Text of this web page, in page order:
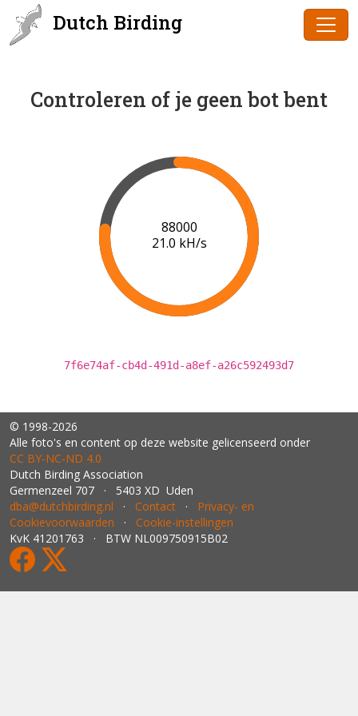
Dutch Birding
Controleren of je geen bot bent
90000
21.1 kH/s
7f6e74af-cb4d-491d-a8ef-a26c592493d7
© 1998-2026
Alle foto's en content op deze website gelicenseerd onder
CC BY‑NC‑ND 4.0
Dutch Birding Association
Germenzeel 707 · 5403 XD Uden
dba@dutchbirding.nl · Contact · Privacy- en
Cookievoorwaarden · Cookie-instellingen
KvK 41201763 · BTW NL009750915B02